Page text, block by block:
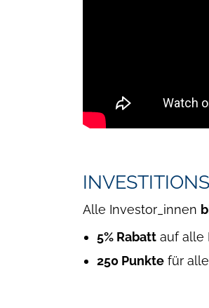
Alle Investor_innen
5% Rabatt auf alle
250 Punkte für